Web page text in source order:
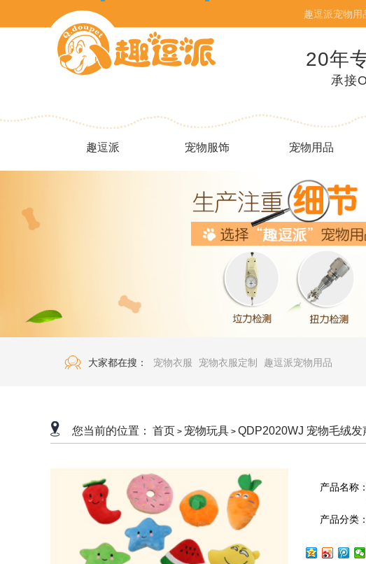
趣逗派宠物用
20年
承接
趣逗派 宠物服饰 宠物用品
大家都在搜： 宠物衣服 宠物衣服定制 趣逗派宠物用品
您当前的位置： 首页 > 宠物玩具 > QDP2020WJ 宠物毛绒发
产品名称：
产品分类：